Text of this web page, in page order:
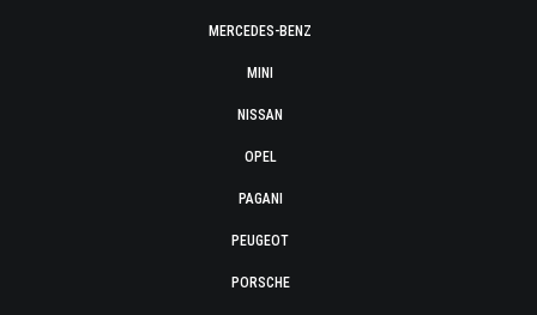
MERCEDES-BENZ
MINI
NISSAN
OPEL
PAGANI
PEUGEOT
PORSCHE